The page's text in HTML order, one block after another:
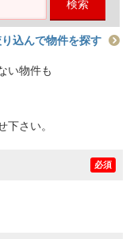
検索
込んで物件を探す
い物件も
下さい。
必須